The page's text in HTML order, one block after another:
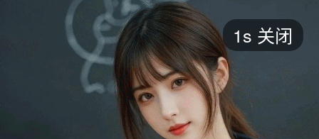
短剧
最热 添加 评分
都市 甜宠 逆袭 玄幻
2025 2024 2023 2022
1s 关闭